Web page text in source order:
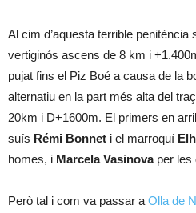
Al cim d’aquesta terrible penitència
vertiginós ascens de 8 km i
pujat fins el Piz Boé a causa de la
alternatiu en la part més alta del
20km i D+1600m. El primers en
suís Rémi Bonnet i el marroquí
homes, i Marcela Vasinovaper les
Però tal i com va passar a Olla de